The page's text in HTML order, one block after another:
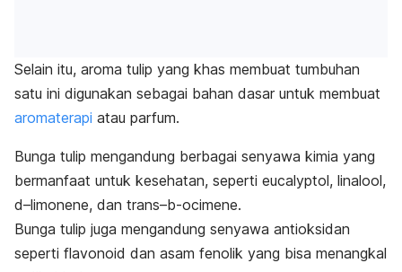
Selain itu, aroma tulip yang khas membuat tumbuhan
satu ini digunakan sebagai bahan dasar untuk membuat
aromaterapi atau parfum.
Bunga tulip mengandung berbagai senyawa kimia yang
bermanfaat untuk kesehatan, seperti eucalyptol, linalool,
d–limonene, dan trans–b-ocimene.
Bunga tulip juga mengandung senyawa antioksidan
seperti flavonoid dan asam fenolik yang bisa menangkal